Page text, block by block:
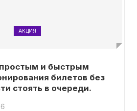
АКЦИЯ
и быстрым
билетов без
стоять в очереди.